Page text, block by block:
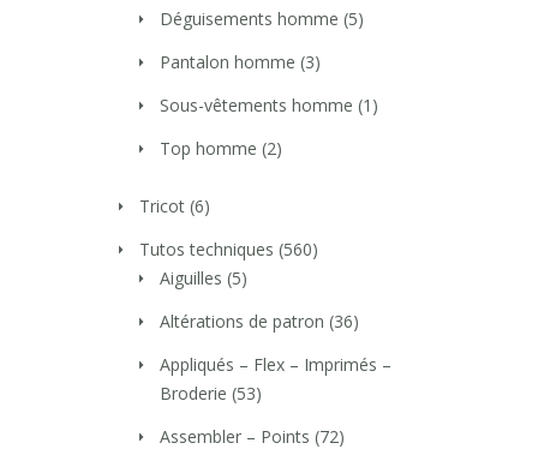
Déguisements homme (5)
Pantalon homme (3)
Sous-vêtements homme (1)
Top homme (2)
Tricot (6)
Tutos techniques (560)
Aiguilles (5)
Altérations de patron (36)
Appliqués – Flex – Imprimés –
Broderie (53)
Assembler – Points (72)